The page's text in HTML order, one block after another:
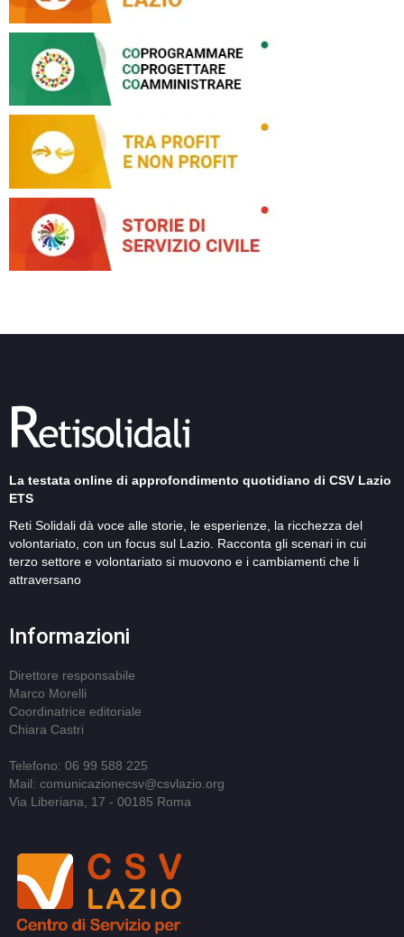
La testata online di approfondimento quotidiano di CSV Lazio
ETS
Reti Solidali dà voce alle storie, le esperienze, la ricchezza del
volontariato, con un focus sul Lazio. Racconta gli scenari in cui
terzo settore e volontariato si muovono e i cambiamenti che li
attraversano
Informazioni
Direttore responsabile
Marco Morelli
Coordinatrice editoriale
Chiara Castri
Telefono: 06 99 588 225
Mail: comunicazionecsv@csvlazio.org
Via Liberiana, 17 - 00185 Roma